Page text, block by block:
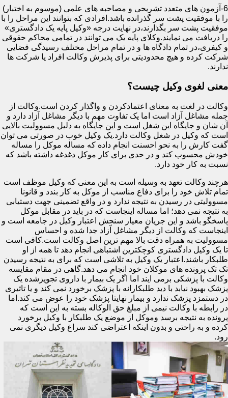
6-آزمون های متعدد تشریحی و مصاحبه های علمی (موسوم به اختبار)
را با موفقیت پشت سر گذرانده باشد.افرادی که بتوانند این مراحل را با
موفقیت پشت سر بگذارند،در نهایت درجه «وکیل پایه یک دادگستری»
را دریافت می نمایند.وکلای پایه یک می توانند در تمامی محاکم حقوقی
و کیفری،در تمام دادگاه ها و در تمام مراحل مختلف رسیدگی قضایی
شرکت کرده و هیچ محدودیتی برای پذیرش وکالت افراد یا شرکت ها
ندارند.
معنی لغوی وکیل چیست؟
وکالت در لغت به معنای اعتمادکردن و واگذار کردن است.وکالت از
جمله مشاغل آزاد است اما یک تفاوت مهم با دیگر مشاغل آزاد دارد و
آن شان و جایگاه این شغل است و این جایگاه به دلیل مسوولیت بالایی
است که وکیل در شغل وکالت دارد.یک وکیل خوب در صورتی می توان
گفت کارش را به نحو احسنت انجام داده که مساله موکل را مساله
خودش محسوب کند و در حدی برای کار موکل دغدغه داشته باشد که
نسبت به کار خود دارد.
هرچند وکالت تعهد به وسیله است به این معنی که وکیل موظف است
تمام تلاش خود را برای دفاع مناسب از موکل به کار بندد و قانونا
مسوولیتی در رسیدن به نتیجه ندارد و در واقع تضمینی جهت دستیابی
به نتیجه نمی دهد؛ اما مساله اینجاست که در باید در مقابل موکل
پاسخگو باشد و این جریان معیار سنجش اعتبار وکیل در جامعه است و
اینجاست که وکالت از دیگر مشاغل آزاد جدا شده و احساس
مسوولیت به همراه دقت بالا مهم ترین اصل وکالت است.کافی است
تا یک وکیل دادگستری کوچکترین اشتباهی انجام دهد تا همه از او
طلبکار باشند.اعتبار یک وکیل به تلاشی است که برای به نتیجه رسیدن
تک تک پرونده های موکلان خود انجام می دهد.گاهی در مقام مقایسه
وکالت با پزشکی برمی ایند اما اگر یک بیمار با داروی تجویزشده یک
پزشک بهبود نیابد با دید طلبکارانه با پزشک برخورد نمی کند و یا تاثیری
در دستمزد پزشک ندارد و بیمار نهایتا پزشک خود را عوض می کند.اما
در رابطه با وکالت نیمی از مبلغ حق الوکاله بسته به این است که
پرونده به نتیجه برسد وموکل از موضع یک طلبکار با وکیل برخورد
کرده و به راحتی و بدون اینکه اعتراضی کند سراغ وکیل دیگری نمی
رود.